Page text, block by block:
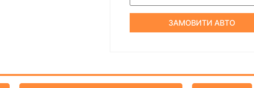
ЗАМОВИТИ АВТО